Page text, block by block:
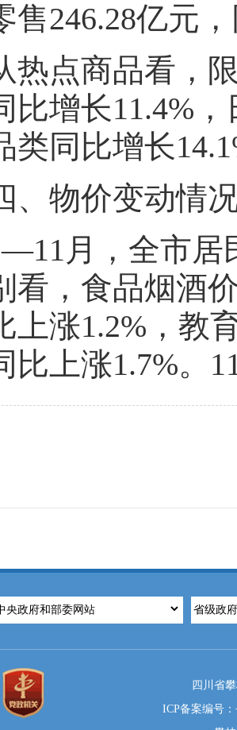
售246.28亿元
商品看，限
比增长11.4%
类同比增长
物价变动情
月，全市居民
看，食品烟酒
上涨1.2%，教
比上涨1.7%。
四川省
ICP备案编号：